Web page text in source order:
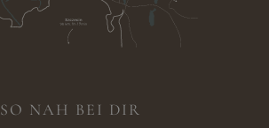
SO NAH BEI DIR